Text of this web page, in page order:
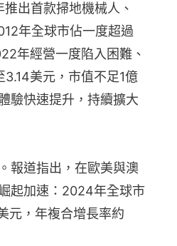
出首款掃地機械人、
年全球市佔一度超過
年經營一度陷入困難、
美元，市值不足1億
驗快速提升，持續擴大
報道指出，在歐美與澳
起加速：2024年全球市
元，年複合增長率約